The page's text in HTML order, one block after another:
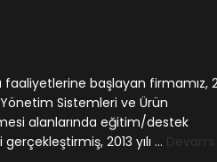
faaliyetlerine başlayan firmamız,
Yönetim Sistemleri ve Ürün
alanlarında eğitim/destek
2013 yılı ...